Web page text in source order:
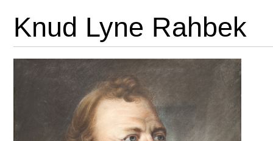
Knud Lyne Rahbek